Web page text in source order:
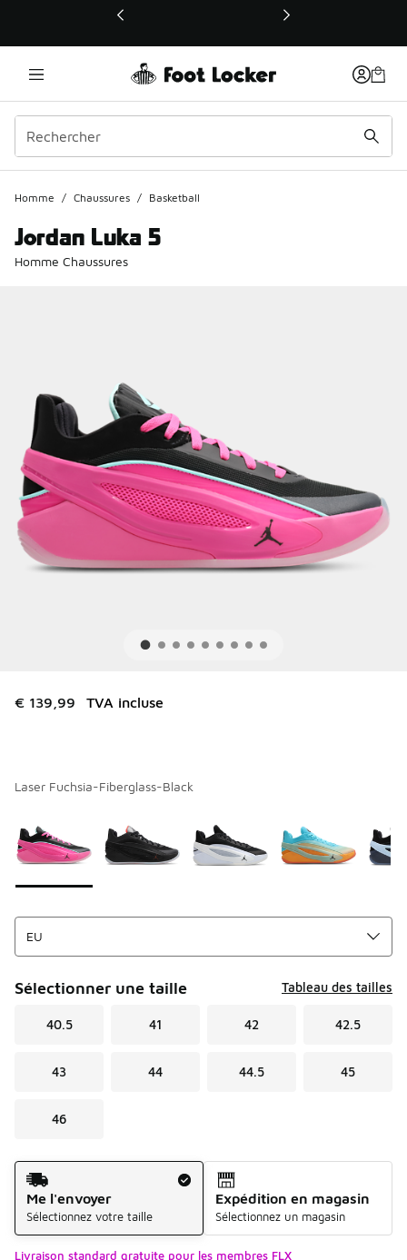
Ce lien ouvrira une nouvelle fenêtre
Homme / Chaussures / Basketball
Jordan Luka 5
Homme Chaussures
€ 139,99 TVA incluse
Laser Fuchsia-Fiberglass-Black
Sélectionner une taille Tableau des tailles
40.5 41 42 42.5
43 44 44.5 45
46
Mode d'expédition
Me l'envoyer
Sélectionnez votre taille
Expédition en magasin
Sélectionnez un magasin
Livraison standard gratuite pour les membres FLX